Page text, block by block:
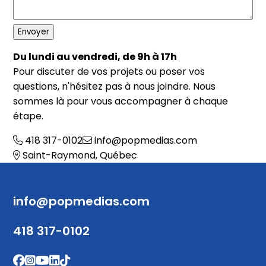
Afficher les détails
Tout autoriser
Refuser
Envoyer
Du lundi au vendredi, de 9h à 17h
Pour discuter de vos projets ou poser vos
questions, n'hésitez pas à nous joindre. Nous
sommes là pour vous accompagner à chaque
étape.
418 317-0102
info@popmedias.com
Saint-Raymond, Québec
info@popmedias.com
418 317-0102